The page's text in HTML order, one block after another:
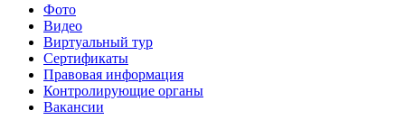
Фото
Видео
Виртуальный тур
Сертификаты
Правовая информация
Контролирующие органы
Вакансии